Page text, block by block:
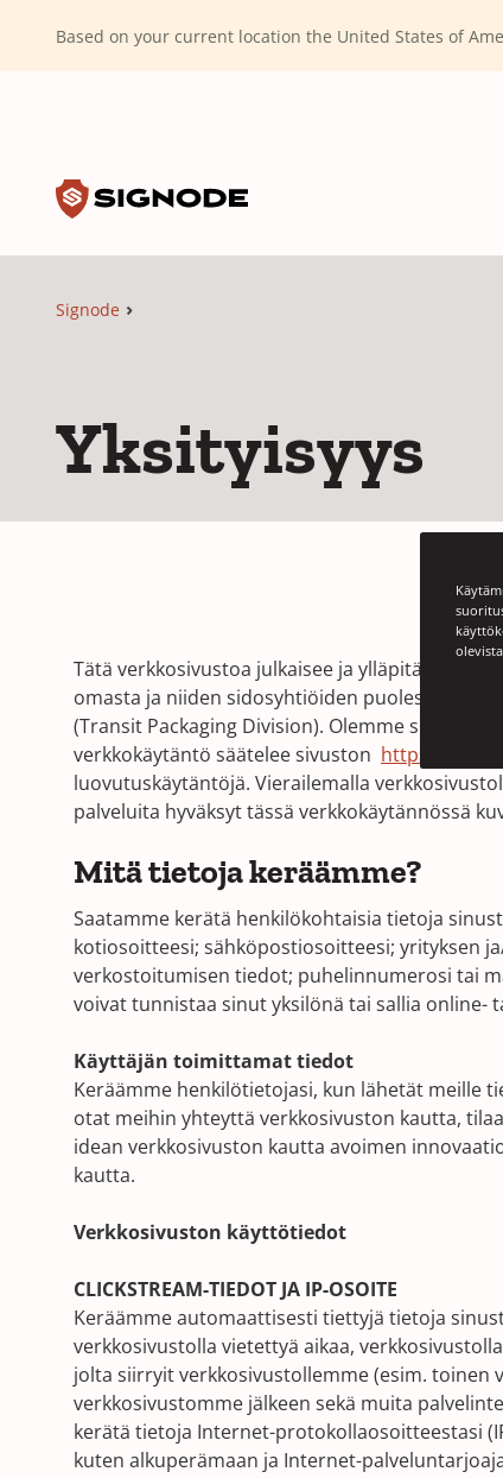
Based on your current location the United States of
Signode
Yksityisyys
Tätä verkkosivustoa julkaisee ja ylläpitää
omasta ja niiden sidosyhtiöiden puolesta, jotka
(Transit Packaging Division). Olemme
verkkokäytäntö säätelee sivuston https://
luovutuskäytäntöjä. Vierailemalla
palveluita hyväksyt tässä verkkokäytännössä
Mitä tietoja keräämme?
Saatamme kerätä henkilökohtaisia ​​tietoja
kotiosoitteesi; sähköpostiosoitteesi; yrityksen
verkostoitumisen tiedot; puhelinnumerosi tai
voivat tunnistaa sinut yksilönä tai sallia online-
Käyttäjän toimittamat tiedot
Keräämme henkilötietojasi, kun lähetät meille
otat meihin yhteyttä verkkosivuston kautta,
idean verkkosivuston kautta avoimen
kautta.
Verkkosivuston käyttötiedot
CLICKSTREAM-TIEDOT JA IP-OSOITE
Keräämme automaattisesti tiettyjä tietoja
verkkosivustolla vietettyä aikaa,
jolta siirryit verkkosivustollemme (esim. toinen
verkkosivustomme jälkeen sekä muita
kerätä tietoja Internet-protokollaosoitteestasi
kuten alkuperämaan ja Internet-